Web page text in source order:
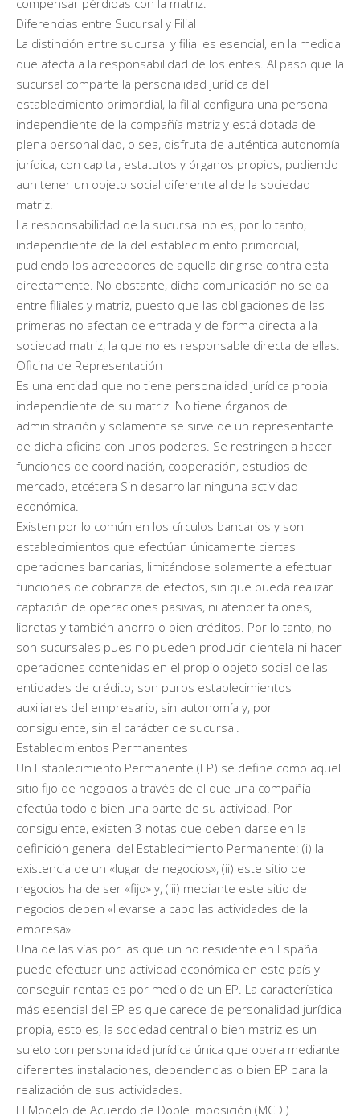
Diferencias entre Sucursal y Filial
La distinción entre sucursal y filial es esencial, en la medida
que afecta a la responsabilidad de los entes. Al paso que la
sucursal comparte la personalidad jurídica del
establecimiento primordial, la filial configura una persona
independiente de la compañía matriz y está dotada de
plena personalidad, o sea, disfruta de auténtica autonomía
jurídica, con capital, estatutos y órganos propios, pudiendo
aun tener un objeto social diferente al de la sociedad
matriz.
La responsabilidad de la sucursal no es, por lo tanto,
independiente de la del establecimiento primordial,
pudiendo los acreedores de aquella dirigirse contra esta
directamente. No obstante, dicha comunicación no se da
entre filiales y matriz, puesto que las obligaciones de las
primeras no afectan de entrada y de forma directa a la
sociedad matriz, la que no es responsable directa de ellas.
Oficina de Representación
Es una entidad que no tiene personalidad jurídica propia
independiente de su matriz. No tiene órganos de
administración y solamente se sirve de un representante
de dicha oficina con unos poderes. Se restringen a hacer
funciones de coordinación, cooperación, estudios de
mercado, etcétera Sin desarrollar ninguna actividad
económica.
Existen por lo común en los círculos bancarios y son
establecimientos que efectúan únicamente ciertas
operaciones bancarias, limitándose solamente a efectuar
funciones de cobranza de efectos, sin que pueda realizar
captación de operaciones pasivas, ni atender talones,
libretas y también ahorro o bien créditos. Por lo tanto, no
son sucursales pues no pueden producir clientela ni hacer
operaciones contenidas en el propio objeto social de las
entidades de crédito; son puros establecimientos
auxiliares del empresario, sin autonomía y, por
consiguiente, sin el carácter de sucursal.
Establecimientos Permanentes
Un Establecimiento Permanente (EP) se define como aquel
sitio fijo de negocios a través de el que una compañía
efectúa todo o bien una parte de su actividad. Por
consiguiente, existen 3 notas que deben darse en la
definición general del Establecimiento Permanente: (i) la
existencia de un «lugar de negocios», (ii) este sitio de
negocios ha de ser «fijo» y, (iii) mediante este sitio de
negocios deben «llevarse a cabo las actividades de la
empresa».
Una de las vías por las que un no residente en España
puede efectuar una actividad económica en este país y
conseguir rentas es por medio de un EP. La característica
más esencial del EP es que carece de personalidad jurídica
propia, esto es, la sociedad central o bien matriz es un
sujeto con personalidad jurídica única que opera mediante
diferentes instalaciones, dependencias o bien EP para la
realización de sus actividades.
El Modelo de Acuerdo de Doble Imposición (MCDI)